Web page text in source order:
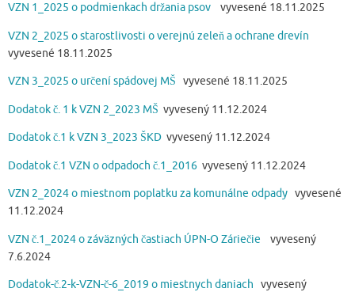
VZN 1_2025 o podmienkach držania psov vyvesené 18.11.2025
VZN 2_2025 o starostlivosti o verejnú zeleň a ochrane drevín
vyvesené 18.11.2025
VZN 3_2025 o určení spádovej MŠ vyvesené 18.11.2025
Dodatok č. 1 k VZN 2_2023 MŠ vyvesený 11.12.2024
Dodatok č.1 k VZN 3_2023 ŠKD vyvesený 11.12.2024
Dodatok č.1 VZN o odpadoch č.1_2016 vyvesený 11.12.2024
VZN 2_2024 o miestnom poplatku za komunálne odpady vyvesené
11.12.2024
VZN č.1_2024 o záväzných častiach ÚPN-O Záriečie vyvesený
7.6.2024
Dodatok-č.2-k-VZN-č-6_2019 o miestnych daniach vyvesený